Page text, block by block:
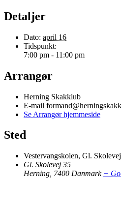
Detaljer
Dato: april 16
Tidspunkt:
7:00 pm - 11:00 pm
Arrangør
Herning Skakklub
E-mail
Se Arrangør hjemmeside
Sted
Vestervangskolen, Gl.
Gl. Skolevej 35
Herning 7400 Danmark +